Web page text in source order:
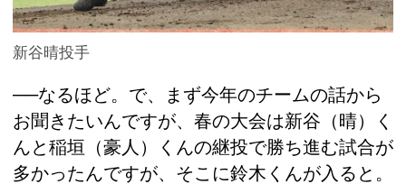
新谷晴投手
──なるほど。で、まず今年のチームの話から
お聞きたいんですが、春の大会は新谷（晴）く
んと稲垣（豪人）くんの継投で勝ち進む試合が
多かったんですが、そこに鈴木くんが入ると。